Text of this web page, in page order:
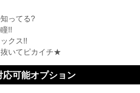
ってる?
!!
クス!!
抜いてピカイチ★
可能オプション